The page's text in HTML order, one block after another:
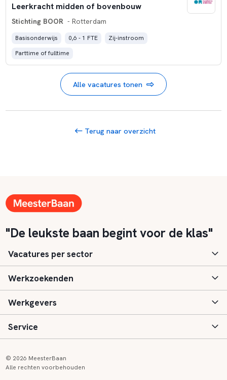
Leerkracht midden of bovenbouw
Stichting BOOR - Rotterdam
Basisonderwijs 0,6 - 1 FTE
Zij-instroom
Parttime of fulltime
Alle vacatures tonen
Terug naar overzicht
"De leukste baan begint voor de klas"
Vacatures per sector
Basisonderwijs
Speciaal (basis) onderwijs
Voortgezet onderwijs
Werkzoekenden
Aanmelden
Vacatures
Werkgevers
Inloggen
Service
© 2026 MeesterBaan
Alle rechten voorbehouden